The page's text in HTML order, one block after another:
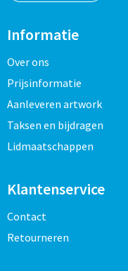
Informatie
Over ons
Prijsinformatie
Aanleveren artwork
Taksen en bijdragen
Lidmaatschappen
Klantenservice
Contact
Retourneren